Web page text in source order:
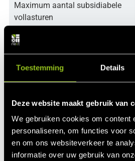
Toestemming Details
Deze website maakt gebruik van
We gebruiken cookies om content
personaliseren, om functies voor
en om ons websiteverkeer te
informatie over uw gebruik van
Maximum aantal subsidiabele
vollasturen
Totaal nominaal vermogen
Maximale subsidiabele
jaarproductie bij een installatie
- De stoomturbine/generator
produceert
- De warmte wordt na de
stoomturbine volledig benut
- Totaal subsidiabele productie